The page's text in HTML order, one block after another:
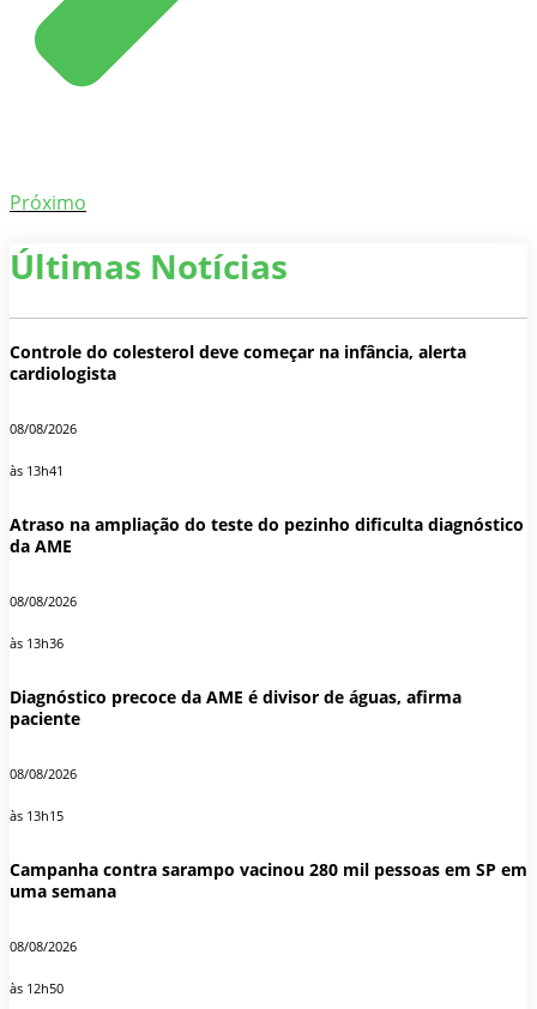
Próximo
Últimas Notícias
Controle do colesterol deve começar na infância, alerta
cardiologista
08/08/2026
às 13h41
Atraso na ampliação do teste do pezinho dificulta diagnóstico
da AME
08/08/2026
às 13h36
Diagnóstico precoce da AME é divisor de águas, afirma
paciente
08/08/2026
às 13h15
Campanha contra sarampo vacinou 280 mil pessoas em SP em
uma semana
08/08/2026
às 12h50